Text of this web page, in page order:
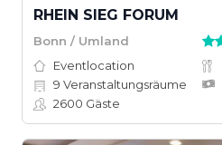
RHEIN SIEG FORUM
Bonn / Umland
Eventlocation
9 Veranstaltungsräume
2600 Gäste